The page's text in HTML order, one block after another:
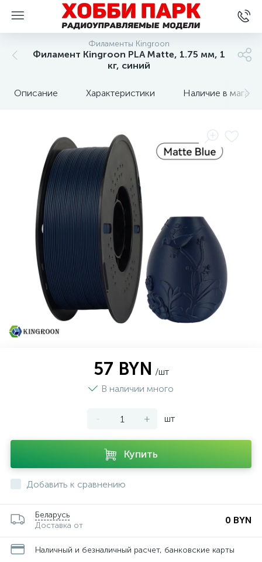
Филаменты Kingroon
Филамент Kingroon PLA Matte, 1.75 мм, 1
кг, синий
Описание Характеристики Наличие в
57 BYN /шт
В наличии много
- + шт
Купить
Добавить к сравнению
Беларусь
Доставка от
0 BYN
Наличный и безналичный расчет, банковские карты